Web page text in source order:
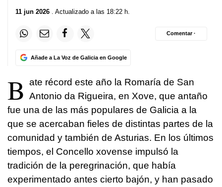
11 jun 2026 . Actualizado a las 18:22 h.
Añade a La Voz de Galicia en Google
Comentar ·
B ate récord este año la Romaría de San
Antonio da Rigueira, en Xove, que antaño
fue una de las más populares de Galicia a la
que se acercaban fieles de distintas partes de la
comunidad y también de Asturias. En los últimos
tiempos, el Concello xovense impulsó la
tradición de la peregrinación, que había
experimentado antes cierto bajón, y han pasado